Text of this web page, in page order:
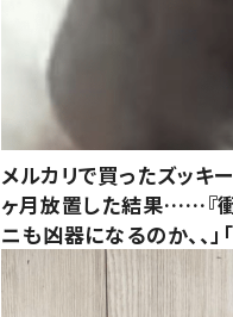
メルカリで買ったズッキ
ヶ月放置した結果……『
ニも凶器になるのか、、」